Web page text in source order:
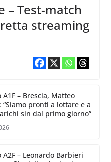
– Test-match
streaming
A1F – Brescia, Matteo
“Siamo pronti a lottare e a
sin dal primo giorno”
A2F – Leonardo Barbieri